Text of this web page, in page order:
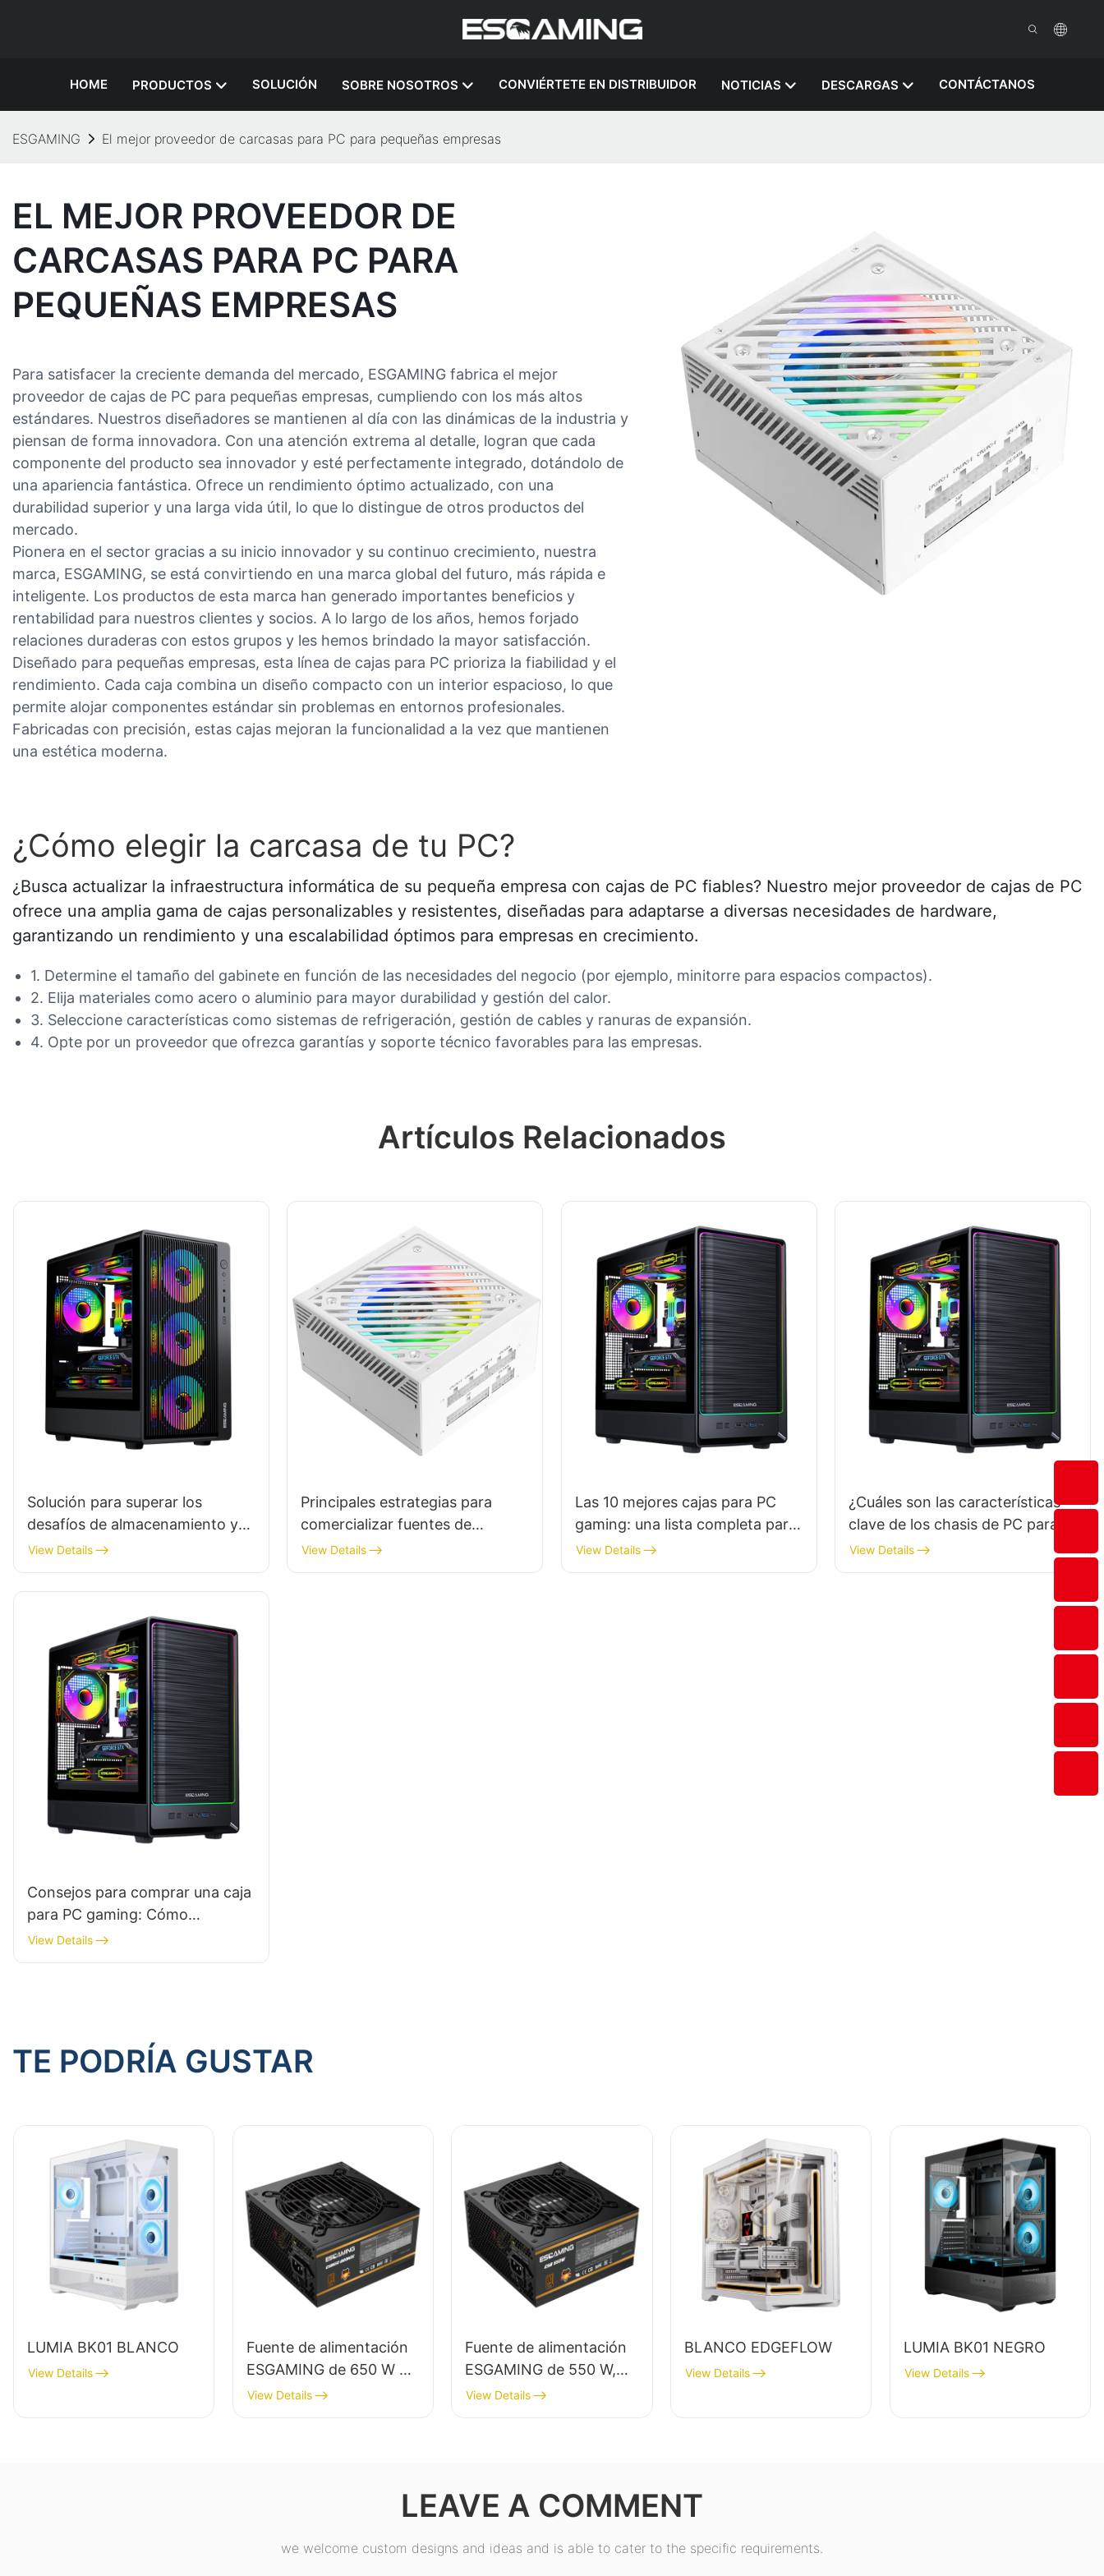
HOME PRODUCTOS SOLUCIÓN SOBRE NOSOTROS CONVIÉRTETE EN DISTRIBUIDOR NOTICIAS DESCARGAS CONTÁCTANOS
ESGAMING El mejor proveedor de carcasas para PC para pequeñas empresas
EL MEJOR PROVEEDOR DE
CARCASAS PARA PC PARA
PEQUEÑAS EMPRESAS
Para satisfacer la creciente demanda del mercado, ESGAMING fabrica el mejor
proveedor de cajas de PC para pequeñas empresas, cumpliendo con los más altos
estándares. Nuestros diseñadores se mantienen al día con las dinámicas de la industria y
piensan de forma innovadora. Con una atención extrema al detalle, logran que cada
componente del producto sea innovador y esté perfectamente integrado, dotándolo de
una apariencia fantástica. Ofrece un rendimiento óptimo actualizado, con una
durabilidad superior y una larga vida útil, lo que lo distingue de otros productos del
mercado.
Pionera en el sector gracias a su inicio innovador y su continuo crecimiento, nuestra
marca, ESGAMING, se está convirtiendo en una marca global del futuro, más rápida e
inteligente. Los productos de esta marca han generado importantes beneficios y
rentabilidad para nuestros clientes y socios. A lo largo de los años, hemos forjado
relaciones duraderas con estos grupos y les hemos brindado la mayor satisfacción.
Diseñado para pequeñas empresas, esta línea de cajas para PC prioriza la fiabilidad y el
rendimiento. Cada caja combina un diseño compacto con un interior espacioso, lo que
permite alojar componentes estándar sin problemas en entornos profesionales.
Fabricadas con precisión, estas cajas mejoran la funcionalidad a la vez que mantienen
una estética moderna.
¿Cómo elegir la carcasa de tu PC?
¿Busca actualizar la infraestructura informática de su pequeña empresa con cajas de PC fiables? Nuestro mejor proveedor de cajas de PC
ofrece una amplia gama de cajas personalizables y resistentes, diseñadas para adaptarse a diversas necesidades de hardware,
garantizando un rendimiento y una escalabilidad óptimos para empresas en crecimiento.
1. Determine el tamaño del gabinete en función de las necesidades del negocio (por ejemplo, minitorre para espacios compactos).
2. Elija materiales como acero o aluminio para mayor durabilidad y gestión del calor.
3. Seleccione características como sistemas de refrigeración, gestión de cables y ranuras de expansión.
4. Opte por un proveedor que ofrezca garantías y soporte técnico favorables para las empresas.
Artículos Relacionados
Solución para superar los
desafíos de almacenamiento y
logística en la fabricación de
gabinetes para PC de juegos.
View Details
Principales estrategias para
comercializar fuentes de
alimentación para PC como
fabricante
View Details
Las 10 mejores cajas para PC
gaming: una lista completa para
el comprador
View Details
¿Cuáles son las características
clave de los chasis de PC para
gaming de alto rendimiento?
View Details
Consejos para comprar una caja
para PC gaming: Cómo
comprobar la compatibilidad de
la caja con la placa base
View Details
TE PODRÍA GUSTAR
LUMIA BK01 BLANCO
View Details
Fuente de alimentación
ESGAMING de 650 W de
alta calidad, 85 % de
eficiencia, módulo
View Details
Fuente de alimentación
ESGAMING de 550 W,
alta calidad, 85 % de
eficiencia, certificación
View Details
BLANCO EDGEFLOW
View Details
LUMIA BK01 NEGRO
View Details
LEAVE A COMMENT
we welcome custom designs and ideas and is able to cater to the specific requirements.